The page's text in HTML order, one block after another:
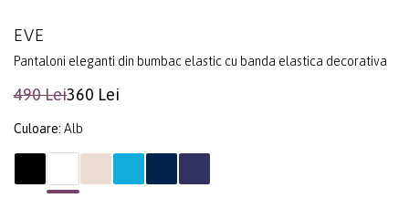
EVE
Pantaloni eleganti din bumbac elastic cu banda elastica decorativa
490 Lei360 Lei
Culoare: Alb